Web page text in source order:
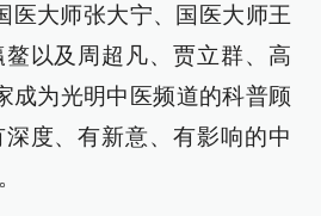
医大师张大宁、国医大师王
以及周超凡、贾立群、高
成为光明中医频道的科普顾
度、有新意、有影响的中